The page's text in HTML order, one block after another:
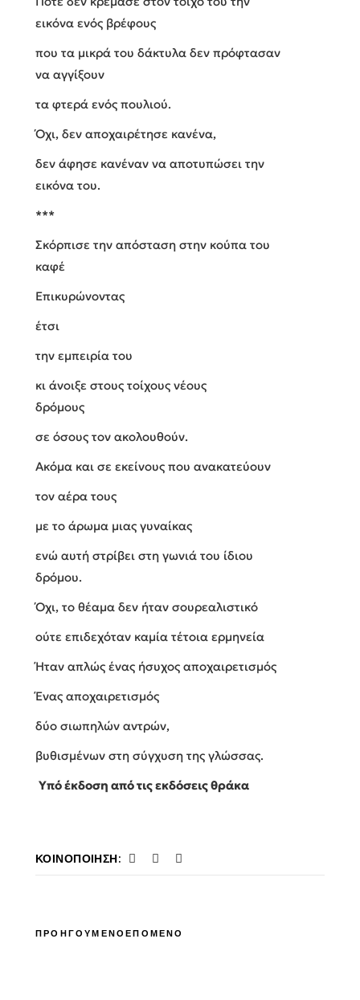
εικόνα ενός βρέφους
που τα μικρά του δάκτυλα δεν πρόφτασαν
να αγγίξουν
τα φτερά ενός πουλιού.
Όχι, δεν αποχαιρέτησε κανένα,
δεν άφησε κανέναν να αποτυπώσει την
εικόνα του.
***
Σκόρπισε την απόσταση στην κούπα του
καφέ
Επικυρώνοντας
έτσι
την εμπειρία του
κι άνοιξε στους τοίχους νέους
δρόμους
σε όσους τον ακολουθούν.
Ακόμα και σε εκείνους που ανακατεύουν
τον αέρα τους
με το άρωμα μιας γυναίκας
ενώ αυτή στρίβει στη γωνιά του ίδιου
δρόμου.
Όχι, το θέαμα δεν ήταν σουρεαλιστικό
ούτε επιδεχόταν καμία τέτοια ερμηνεία
Ήταν απλώς ένας ήσυχος αποχαιρετισμός
Ένας αποχαιρετισμός
δύο σιωπηλών αντρών,
βυθισμένων στη σύγχυση της γλώσσας.
Υπό έκδοση από τις εκδόσεις θράκα
ΚΟΙΝΟΠΟΊΗΣΗ:
ΠΡΟΗΓΟΥΜΕΝΟΕΠΟΜΕΝΟ